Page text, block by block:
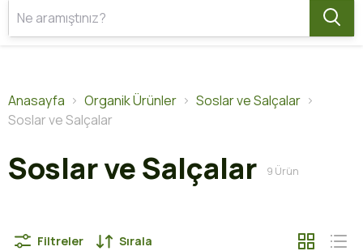
Anasayfa Organik Ürünler
Soslar ve Salçalar
Soslar ve Salçalar
Soslar ve Salçalar 9 Ürün
Filtreler Sırala